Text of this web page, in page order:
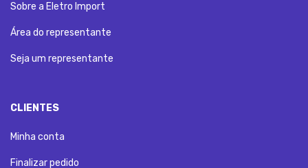
Sobre a Eletro Import
Área do representante
Seja um representante
CLIENTES
Minha conta
Finalizar pedido